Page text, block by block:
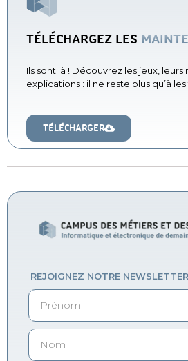
TÉLÉCHARGEZ LES
Ils sont là ! Découvrez les jeux,
explications : il ne reste plus qu’à
TÉLÉCHARGER
REJOIGNEZ NOTRE